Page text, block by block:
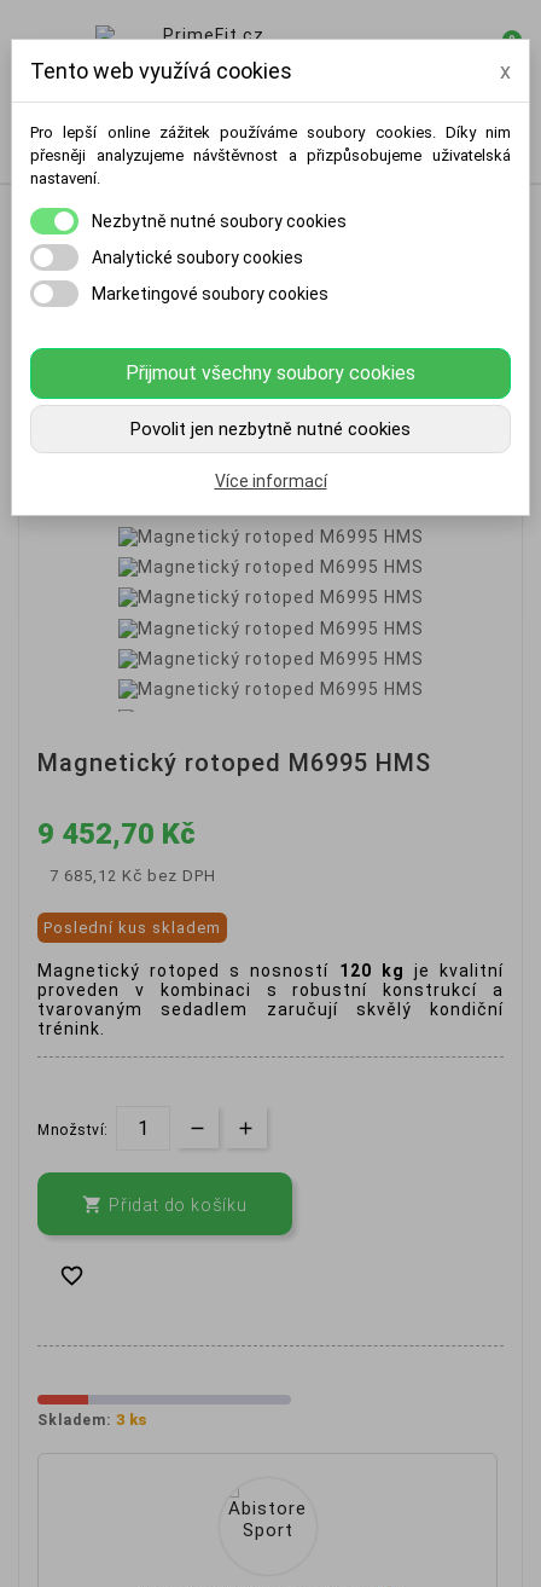
0
Magnetický rotoped M6995 HMS
9 452,70 Kč
7 685,12 Kč bez DPH
Poslední kus skladem
Magnetický rotoped s nosností 120 kg
je kvalitní
proveden v kombinaci s robustní konstrukcí a
tvarovaným sedadlem zaručují skvělý kondiční
trénink.
Množství:
 Přidat do košíku

Skladem: 3 ks
Tento web využívá cookies x
Pro lepší online zážitek používáme soubory cookies. Díky nim
přesněji analyzujeme návštěvnost a přizpůsobujeme uživatelská
nastavení.
Nezbytně nutné soubory cookies
Analytické soubory cookies
Marketingové soubory cookies
Přijmout všechny soubory cookies
Povolit jen nezbytně nutné cookies
Více informací